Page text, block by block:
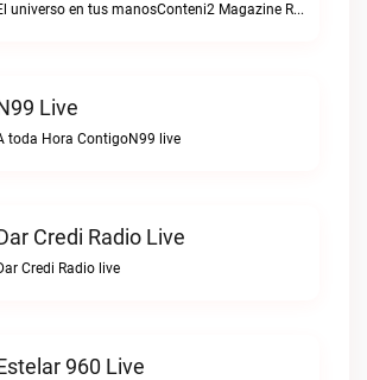
El universo en tus manosConteni2 Magazine Radio y TV Digital live
Live
toda Hora ContigoN99 live
Credi Radio Live
Credi Radio live
960 Live